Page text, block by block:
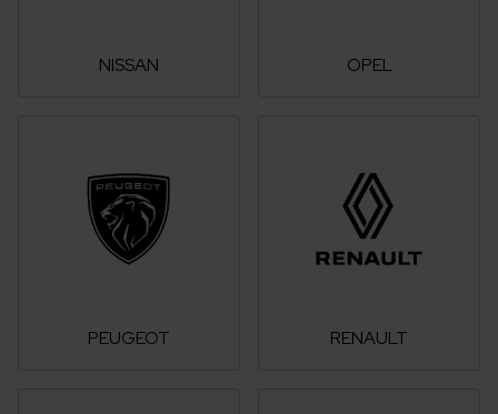
NISSAN OPEL
PEUGEOT RENAULT